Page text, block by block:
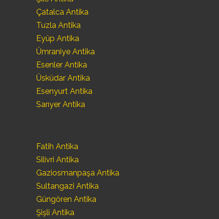
Çatalca Antika
Tuzla Antika
Eyüp Antika
Ümraniye Antika
Esenler Antika
Üsküdar Antika
Esenyurt Antika
Sarıyer Antika
Fatih Antika
Silivri Antika
Gaziosmanpaşa Antika
Sultangazi Antika
Güngören Antika
Şişli Antika